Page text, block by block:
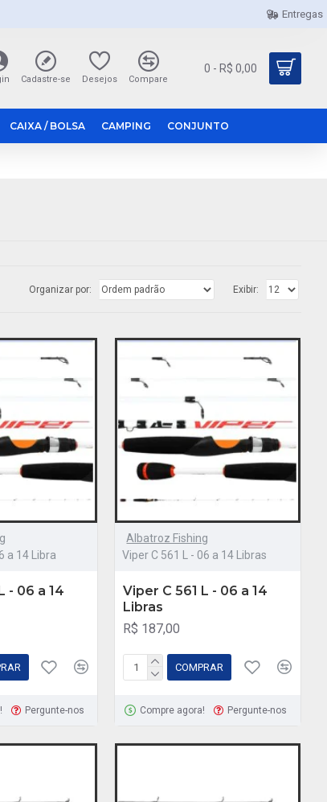
Entregas
Cadastre-se Desejos Compare
0 - R$ 0,00
CAIXA / BOLSA CAMPING CONJUNTO
Organizar por: Exibir:
a 14 Libra
- 06 a 14
Pergunte-nos
Albatroz Fishing
Viper C 561 L - 06 a 14 Libras
Viper C 561 L - 06 a 14
Libras
R$ 187,00
COMPRAR
Compre agora! Pergunte-nos